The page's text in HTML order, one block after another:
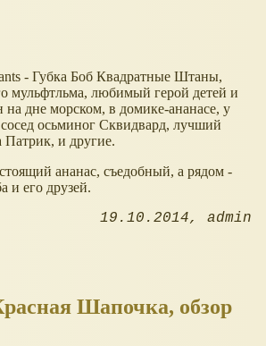
- Губка Боб Квадратные Штаны,
мульфтльма, любимый герой детей и
дне морском, в домике-ананасе, у
осьминог Сквидвард, лучший
Патрик, и другие.
ананас, съедобный, а рядом -
и его друзей.
19.10.2014 admin
Шапочка, обзор